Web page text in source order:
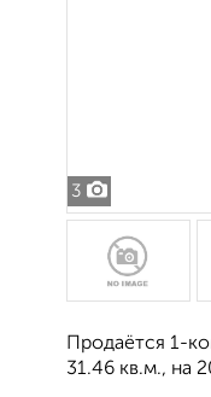
3
Продаётся 1-
31.46 кв.м., на